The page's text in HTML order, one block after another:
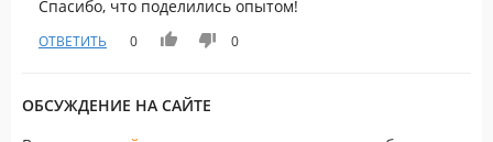
Спасибо, что поделились опытом!
ОТВЕТИТЬ 0 0
ОБСУЖДЕНИЕ НА САЙТЕ